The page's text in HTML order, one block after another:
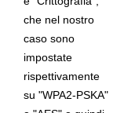
che nel nostro
caso sono
impostate
rispettivamente
su "WPA2-PSKA"